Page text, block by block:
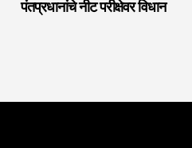
पंतप्रधानांचे नीट परीक्षेवर विधान